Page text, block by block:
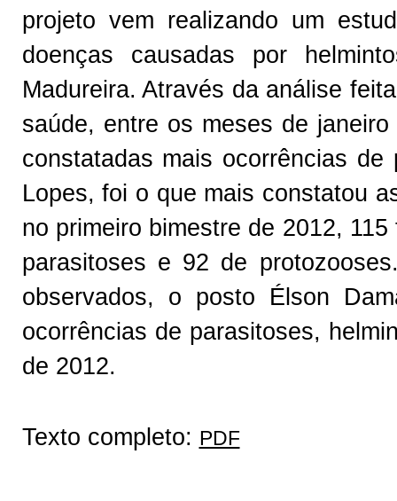
projeto vem realizando um
doenças causadas por
Madureira. Através da análise
saúde, entre os meses de
constatadas mais ocorrências
Lopes, foi o que mais constatou
no primeiro bimestre de 2012,
parasitoses e 92 de
observados, o posto Élson
ocorrências de parasitoses,
de 2012.
Texto completo: PDF